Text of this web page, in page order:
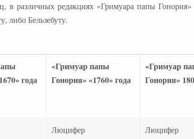
различных редакциях «Гримуара папы Гонория»
либо Бельзебуту.
года
«Гримуар папы
Гонория» «1760» года
«Гримуар
Гонория»
Люцифер Люцифер